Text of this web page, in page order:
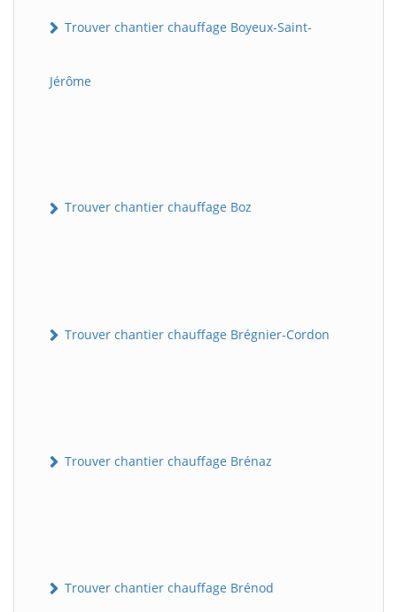
Trouver chantier chauffage Boyeux-Saint-
Jérôme
Trouver chantier chauffage Boz
Trouver chantier chauffage Brégnier-Cordon
Trouver chantier chauffage Brénaz
Trouver chantier chauffage Brénod